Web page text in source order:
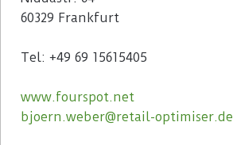
60329 Frankfurt
Tel: +49 69 15615405
www.fourspot.net
bjoern.weber@retail-optimiser.de